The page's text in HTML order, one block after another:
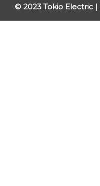
© 2023 Tokio Electric |